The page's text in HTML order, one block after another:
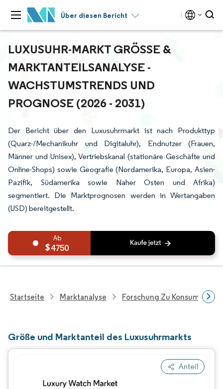
Über diesen Bericht
LUXUSUHR-MARKT GRÖSSE & M
ARKTANTEILSANALYSE - W
ACHSTUMSTRENDS UND P
ROGNOSE (2026 - 2031)
Der Bericht über den Luxusuhrmarkt ist nach Produkttyp
(Quarz-/Mechanikuhr und Digitaluhr), Endnutzer (Frauen,
Männer und Unisex), Vertriebskanal (stationäre Geschäfte und
Online-Shops) sowie Geografie (Nordamerika, Europa, Asien-
Pazifik, Südamerika sowie Naher Osten und Afrika)
segmentiert. Die Marktprognosen werden in Wertangaben
(USD) bereitgestellt.
4750
Startseite Marktanalyse Forschung Zu
Größe und Marktanteil des Luxusuhrmarkts
Anteil